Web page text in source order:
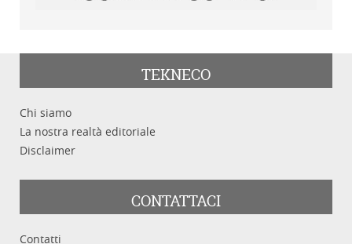
TEKNECO
Chi siamo
La nostra realtà editoriale
Disclaimer
CONTATTACI
Contatti